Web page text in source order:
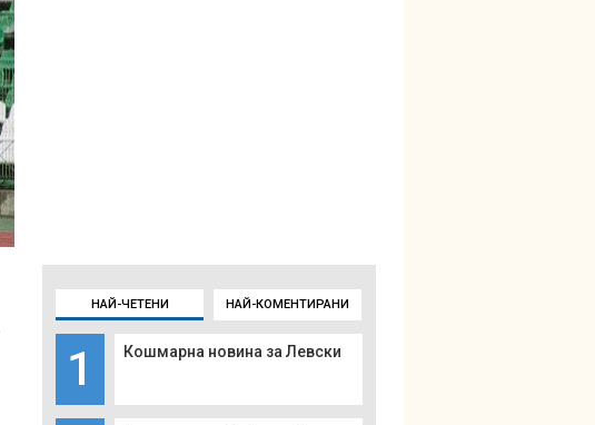
НАЙ-ЧЕТЕНИ НАЙ-КОМЕНТИРАНИ
1 Кошмарна новина за Левски